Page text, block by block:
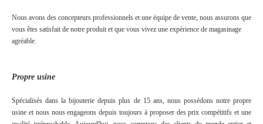
Nous avons des concepteurs professionnels et une équipe de vente, nous assurons que
vous êtes satisfait de notre produit et que vous vivez une expérience de magasinage
agréable.
Propre usine
Spécialisés dans la bijouterie depuis plus de 15 ans, nous possédons notre propre
usine et nous nous engageons depuis toujours à proposer des prix compétitifs et une